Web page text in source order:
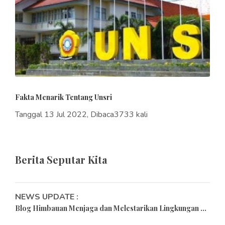
Fakta Menarik Tentang Unsri
Tanggal 13 Jul 2022, Dibaca3733 kali
Berita Seputar Kita
NEWS UPDATE :
Blog Himbauan Menjaga dan Melestarikan Lingkungan ...